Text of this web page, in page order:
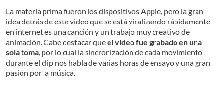
La materia prima fueron los dispositivos Apple, pero la gran
idea detrás de este video que se está viralizando rápidamente
en internet es una canción y un trabajo muy creativo de
animación. Cabe destacar queel video fue grabado en una
sola toma , por lo cual la sincronización de cada movimiento
durante el clip nos habla de varias horas de ensayo y una gran
pasión por la música.